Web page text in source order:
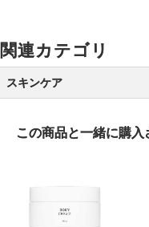
関連カテゴリ
スキンケア
この商品と一緒に購入